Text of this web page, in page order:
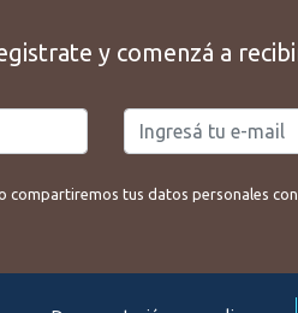
y comenzá a
compartiremos tus datos personales